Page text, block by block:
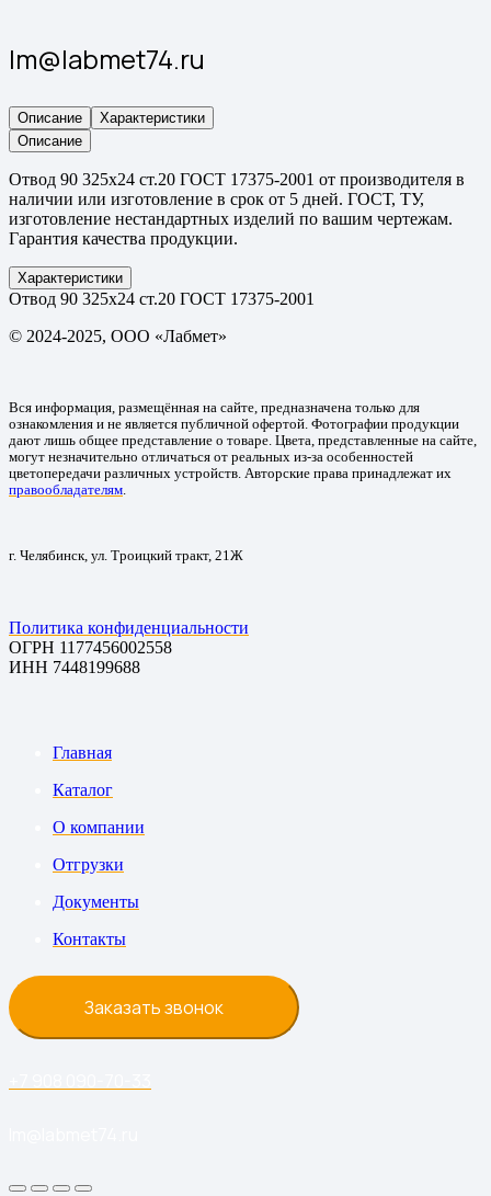
lm@labmet74.ru
Описание
Характеристики
Описание
Отвод 90 325х24 ст.20 ГОСТ 17375-2001 от производителя в
наличии или изготовление в срок от 5 дней. ГОСТ, ТУ,
изготовление нестандартных изделий по вашим чертежам.
Гарантия качества продукции.
Характеристики
Отвод 90 325х24 ст.20 ГОСТ 17375-2001
© 2024-2025, ООО «Лабмет»
Вся информация, размещённая на сайте, предназначена только для
ознакомления и не является публичной офертой. Фотографии продукции
дают лишь общее представление о товаре. Цвета, представленные на сайте,
могут незначительно отличаться от реальных из-за особенностей
цветопередачи различных устройств. Авторские права принадлежат их
правообладателям
г. Челябинск, ул. Троицкий тракт, 21Ж
Политика конфиденциальности
ОГРН 1177456002558
ИНН 7448199688
Главная
Каталог
О компании
Отгрузки
Документы
Контакты
Заказать звонок